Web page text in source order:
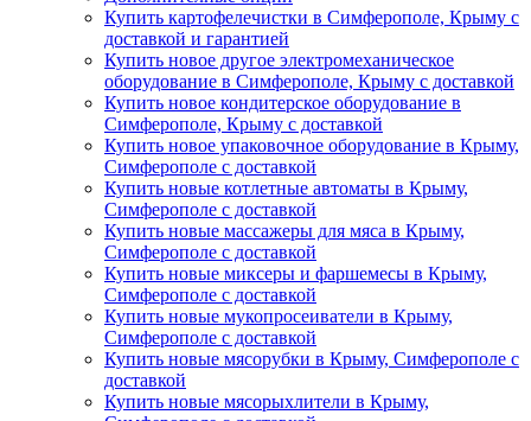
Купить картофелечистки в Симферополе, Крыму с
доставкой и гарантией
Купить новое другое электромеханическое
оборудование в Симферополе, Крыму с доставкой
Купить новое кондитерское оборудование в
Симферополе, Крыму с доставкой
Купить новое упаковочное оборудование в Крыму,
Симферополе с доставкой
Купить новые котлетные автоматы в Крыму,
Симферополе с доставкой
Купить новые массажеры для мяса в Крыму,
Симферополе с доставкой
Купить новые миксеры и фаршемесы в Крыму,
Симферополе с доставкой
Купить новые мукопросеиватели в Крыму,
Симферополе с доставкой
Купить новые мясорубки в Крыму, Симферополе с
доставкой
Купить новые мясорыхлители в Крыму,